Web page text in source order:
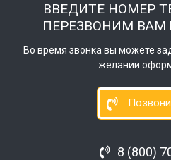
ВВЕДИТЕ НОМЕР
ПЕРЕЗВОНИМ ВАМ
Во время звонка вы можете
желании
8 (800)